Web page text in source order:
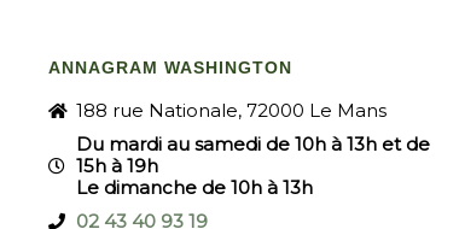
ANNAGRAM WASHINGTON
188 rue Nationale, 72000 Le Mans
Du mardi au samedi de 10h à 13h et de
15h à 19h
Le dimanche de 10h à 13h
02 43 40 93 19